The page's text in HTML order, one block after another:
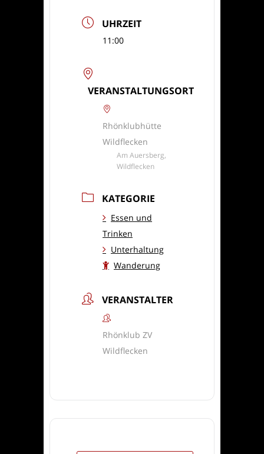
UHRZEIT
11:00
VERANSTALTUNGSORT
Rhönklubhütte
Wildflecken
Am Auersberg,
Wildflecken
KATEGORIE
Essen und
Trinken
Unterhaltung
Wanderung
VERANSTALTER
Rhönklub ZV
Wildflecken